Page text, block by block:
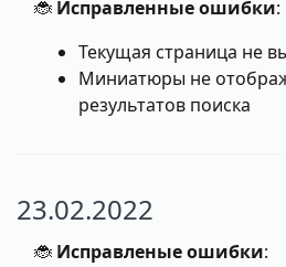
🐞 Исправленные ошибки:
Текущая страница не
Миниатюры не
результатов поиска
23.02.2022
🐞 Исправленые ошибки: